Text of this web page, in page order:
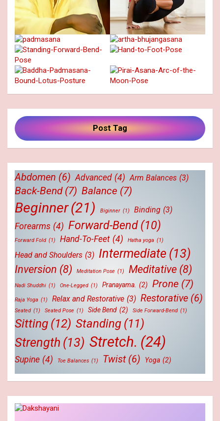
Post Tag
Abdomen (6) Advanced (4) Arm Balances (3)
Back-Bend (7) Balance (7)
Beginner(21) Biginner (1) Binding (3)
Forearms (4) Forward-Bend (10)
Forward Fold (1) Hand-To-Feet (4) Hatha yoga (1)
Head and Shoulders (3) Intermediate (13)
Inversion (8) Meditation Pose (1) Meditative (8)
Nadi Shuddhi (1) One-Legged (1) Pranayama. (2) Prone (7)
Raja Yoga (1) Relax and Restorative (3) Restorative (6)
Seated (1) Seated Pose (1) Side Bend (2) Side Forward-Bend (1)
Sitting (12) Standing (11)
Strength (13) Stretch. (24)
Supine (4) Toe Balances (1) Twist (6) Yoga (2)